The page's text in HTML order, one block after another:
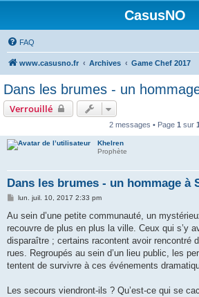
CasusNO
FAQ
www.casusno.fr Archives Game Chef 2017
Dans les brumes - un
Verrouillé
2 messages • Page 1 sur 1
Khelren
Prophète
Dans les brumes - un hommage à
M
s
a
g
e
lun. juil. 10, 2017 2:33 pm
Au sein d’une petite communauté, un
recouvre de plus en plus la ville. Ceux qui s’y
disparaître ; certains racontent avoir rencontré
rues. Regroupés au sein d’un lieu public, les
tentent de survivre à ces événements
Les secours viendront-ils ? Qu’est-ce qui se